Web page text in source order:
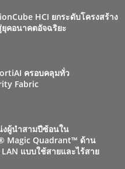
HCI ยกระดับโครงสร้าง
คอนาคตอัจฉริยะ
ครอบคลุมทั่ว
Fabric
งผู้นำสามปีซ้อนใน
Magic Quadrant™ ด้าน
แบบใช้สายและไร้สาย